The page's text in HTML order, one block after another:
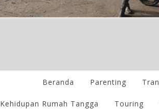
Beranda Parenting
Kehidupan Rumah Tangga Touring